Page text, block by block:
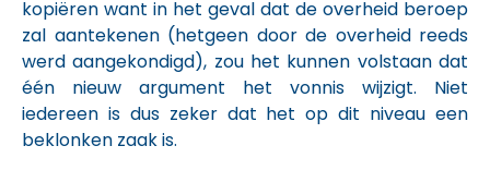
kopiëren want in het geval dat de overheid beroep
zal aantekenen (hetgeen door de overheid reeds
werd aangekondigd), zou het kunnen volstaan dat
één nieuw argument het vonnis wijzigt. Niet
iedereen is dus zeker dat het op dit niveau een
beklonken zaak is.